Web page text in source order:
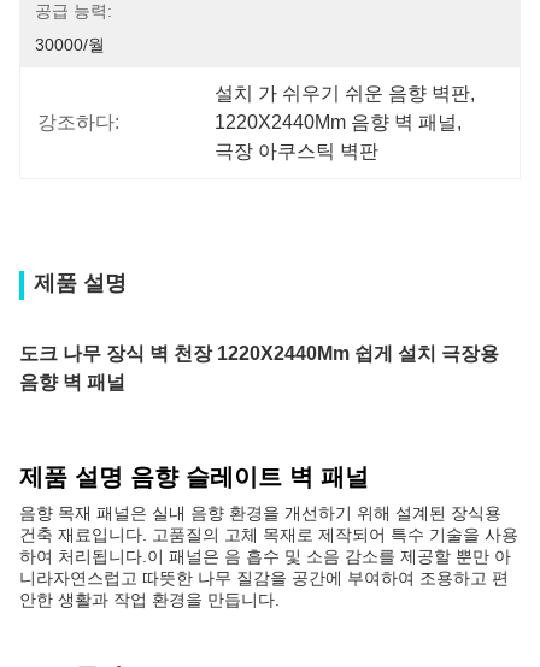
공급 능력:
30000/월
강조하다:
설치 가 쉬우기 쉬운 음향 벽판,
1220X2440Mm 음향 벽 패널,
극장 아쿠스틱 벽판
제품 설명
도크 나무 장식 벽 천장 1220X2440Mm 쉽게 설치 극장용
음향 벽 패널
제품 설명 음향 슬레이트 벽 패널
음향 목재 패널은 실내 음향 환경을 개선하기 위해 설계된 장식용
건축 재료입니다. 고품질의 고체 목재로 제작되어 특수 기술을 사용
하여 처리됩니다.이 패널은 음 흡수 및 소음 감소를 제공할 뿐만 아
니라자연스럽고 따뜻한 나무 질감을 공간에 부여하여 조용하고 편
안한 생활과 작업 환경을 만듭니다.